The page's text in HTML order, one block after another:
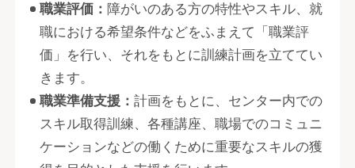
職業評価： 障がいのある方の特性やスキル、就
職における希望条件などをふまえて「職業評
価」を行い、それをもとに訓練計画を立ててい
きます。
職業準備支援：計画をもとに、センター内での
スキル取得訓練、各種講座、職場でのコミュニ
ケーションなどの働くために重要なスキルの獲